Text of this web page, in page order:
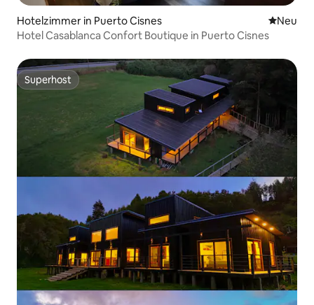
Hotelzimmer in Puerto Cisnes Neue
Neu
Hotel Casablanca Confort Boutique in Puerto Cisnes
Superhost
Superhost